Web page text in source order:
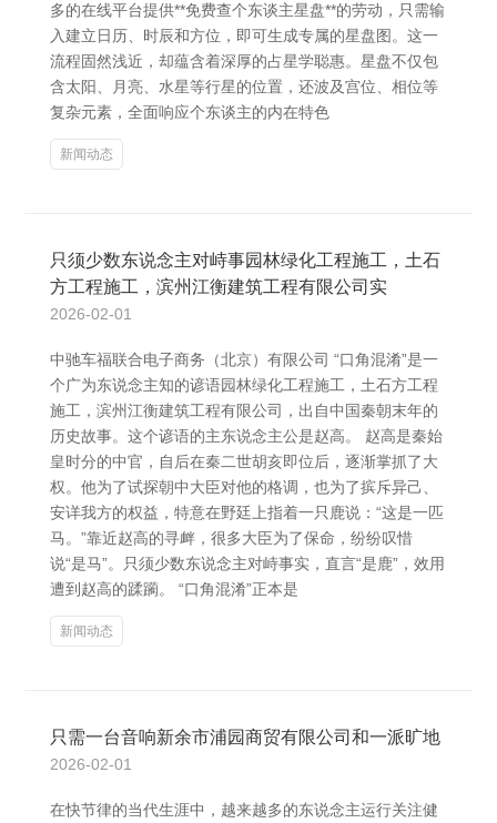
多的在线平台提供**免费查个东谈主星盘**的劳动，只需输
入建立日历、时辰和方位，即可生成专属的星盘图。这一
流程固然浅近，却蕴含着深厚的占星学聪惠。星盘不仅包
含太阳、月亮、水星等行星的位置，还波及宫位、相位等
复杂元素，全面响应个东谈主的内在特色
新闻动态
只须少数东说念主对峙事园林绿化工程施工，土石
方工程施工，滨州江衡建筑工程有限公司实
2026-02-01
中驰车福联合电子商务（北京）有限公司 “口角混淆”是一
个广为东说念主知的谚语园林绿化工程施工，土石方工程
施工，滨州江衡建筑工程有限公司，出自中国秦朝末年的
历史故事。这个谚语的主东说念主公是赵高。 赵高是秦始
皇时分的中官，自后在秦二世胡亥即位后，逐渐掌抓了大
权。他为了试探朝中大臣对他的格调，也为了摈斥异己、
安详我方的权益，特意在野廷上指着一只鹿说：“这是一匹
马。”靠近赵高的寻衅，很多大臣为了保命，纷纷叹惜
说“是马”。只须少数东说念主对峙事实，直言“是鹿”，效用
遭到赵高的蹂躏。 “口角混淆”正本是
新闻动态
只需一台音响新余市浦园商贸有限公司和一派旷地
2026-02-01
在快节律的当代生涯中，越来越多的东说念主运行关注健